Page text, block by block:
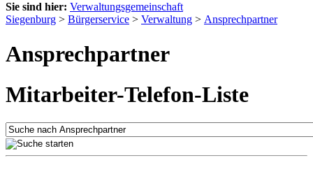
Sie sind hier: Verwaltungsgemeinschaft
Siegenburg > Bürgerservice > Verwaltung > Ansprechpartner
Ansprechpartner
Mitarbeiter-Telefon-Liste